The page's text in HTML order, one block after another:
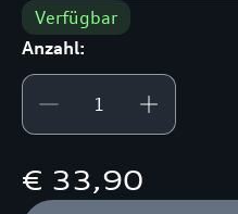
Verfügbar
Anzahl:
€ 33,90